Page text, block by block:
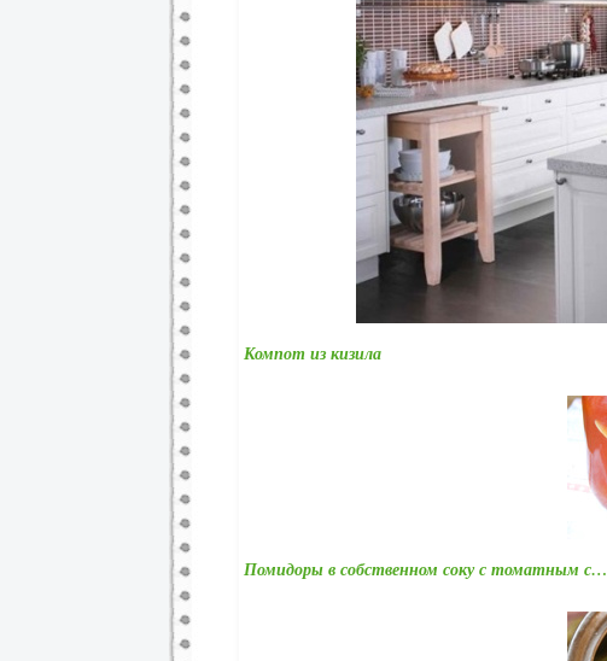
Компот из кизила
Помидоры в собственном соку с томатным с…